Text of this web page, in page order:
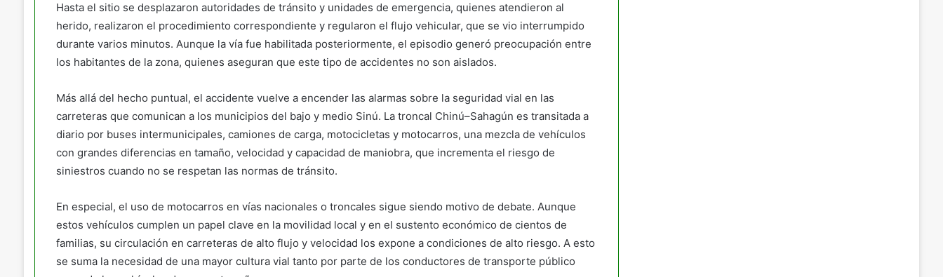
Hasta el sitio se desplazaron autoridades de tránsito y unidades de emergencia, quienes atendieron al
herido, realizaron el procedimiento correspondiente y regularon el flujo vehicular, que se vio interrumpido
durante varios minutos. Aunque la vía fue habilitada posteriormente, el episodio generó preocupación entre
los habitantes de la zona, quienes aseguran que este tipo de accidentes no son aislados.
Más allá del hecho puntual, el accidente vuelve a encender las alarmas sobre la seguridad vial en las
carreteras que comunican a los municipios del bajo y medio Sinú. La troncal Chinú–Sahagún es transitada a
diario por buses intermunicipales, camiones de carga, motocicletas y motocarros, una mezcla de vehículos
con grandes diferencias en tamaño, velocidad y capacidad de maniobra, que incrementa el riesgo de
siniestros cuando no se respetan las normas de tránsito.
En especial, el uso de motocarros en vías nacionales o troncales sigue siendo motivo de debate. Aunque
estos vehículos cumplen un papel clave en la movilidad local y en el sustento económico de cientos de
familias, su circulación en carreteras de alto flujo y velocidad los expone a condiciones de alto riesgo. A esto
se suma la necesidad de una mayor cultura vial tanto por parte de los conductores de transporte público